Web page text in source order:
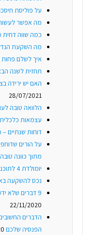
על פוליסת
מה אפשר
כמה שווה דחית
מה השקעת
איך לשלם פחות
תחזית לשנה
האם יש ירידה
28/07/2021
הלוואה טובה
עצמאות כלכלית
דוחות שנתיים
על הורים
מתוך כוונה טובה
יומולדת 4 לתוכנית חסכון לכל ילד
נכס להשקעה
9 דברים שלא ידעתם על מעקב אחרי הוצאות
22/11/2020
הדברים
הפנסיה שלכם